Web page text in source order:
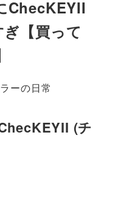
ChecKEYII
【買って
ーの日常
(チ